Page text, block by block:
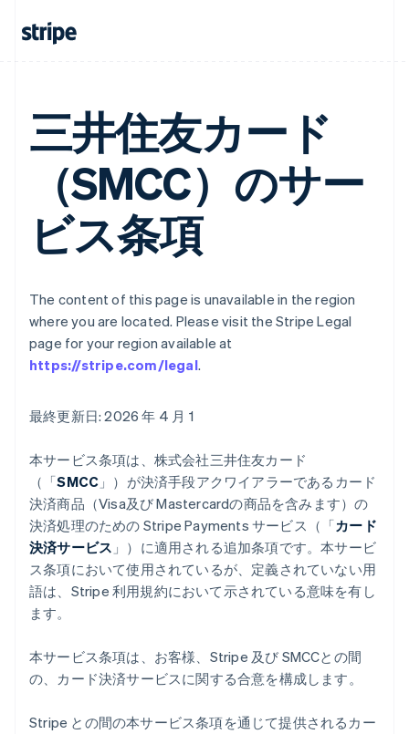
三井住友カード
（SMCC）のサー
ビス条項
The content of this page is unavailable in the region
where you are located. Please visit the Stripe Legal
page for your region available at
https://stripe.com/legal.
最終更新日: 2026 年 4 月 1
本サービス条項は、株式会社三井住友カード
（「SMCC 」）が決済手段アクワイアラーであるカード
決済商品（Visa及び Mastercardの商品を含みます）の
決済処理のための Stripe Payments サービス（「カード
決済サービス 」）に適用される追加条項です。本サービ
ス条項において使用されているが、定義されていない用
語は、Stripe 利用規約において示されている意味を有し
ます。
本サービス条項は、お客様、Stripe 及び SMCCとの間
の、カード決済サービスに関する合意を構成します。
Stripe との間の本サービス条項を通じて提供されるカー